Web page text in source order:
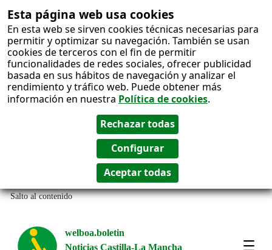
Esta página web usa cookies
En esta web se sirven cookies técnicas necesarias para
permitir y optimizar su navegación. También se usan
cookies de terceros con el fin de permitir
funcionalidades de redes sociales, ofrecer publicidad
basada en sus hábitos de navegación y analizar el
rendimiento y tráfico web. Puede obtener más
información en nuestra Política de cookies.
Salto al contenido
welboa.boletin
Noticias Castilla-La Mancha